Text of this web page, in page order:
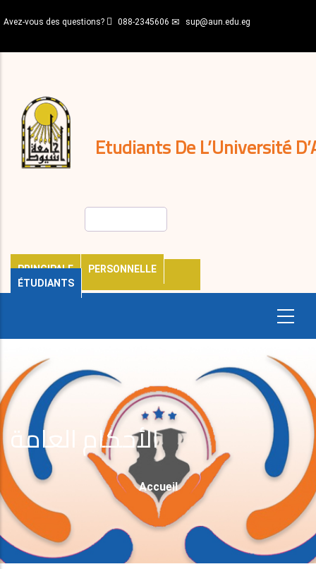
au
principal
Avez-vous des questions? 088-2345606 sup@aun.edu.eg
Etudiants De L’Université
PRINCIPALE
PERSONNELLE
ÉTUDIANTS
décisions
Expatriés
Journal
الأحكام العامة
Fil
D'Ariane
Accueil